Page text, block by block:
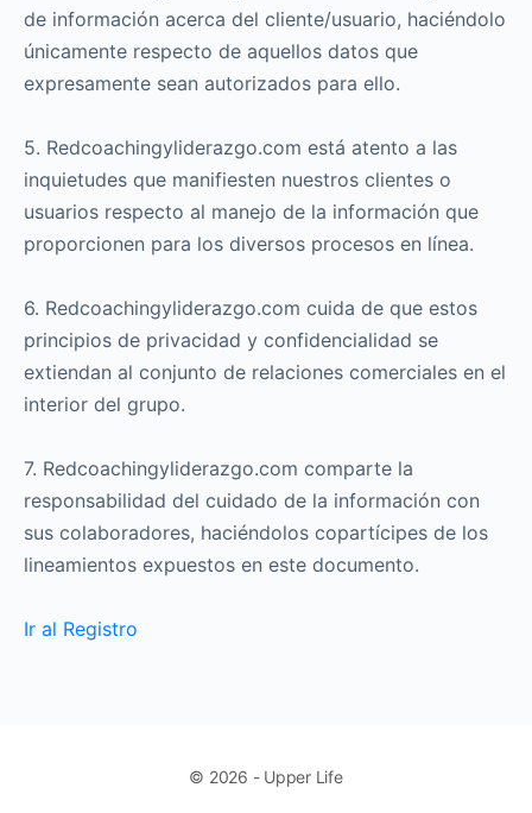
de información acerca del cliente/usuario, haciéndolo
únicamente respecto de aquellos datos que
expresamente sean autorizados para ello.
5. Redcoachingyliderazgo.com está atento a las
inquietudes que manifiesten nuestros clientes o
usuarios respecto al manejo de la información que
proporcionen para los diversos procesos en línea.
6. Redcoachingyliderazgo.com cuida de que estos
principios de privacidad y confidencialidad se
extiendan al conjunto de relaciones comerciales en el
interior del grupo.
7. Redcoachingyliderazgo.com comparte la
responsabilidad del cuidado de la información con
sus colaboradores, haciéndolos copartícipes de los
lineamientos expuestos en este documento.
Ir al Registro
© 2026 - Upper Life